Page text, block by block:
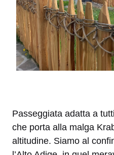
Passeggiata adatta a
che porta alla malga
altitudine. Siamo al